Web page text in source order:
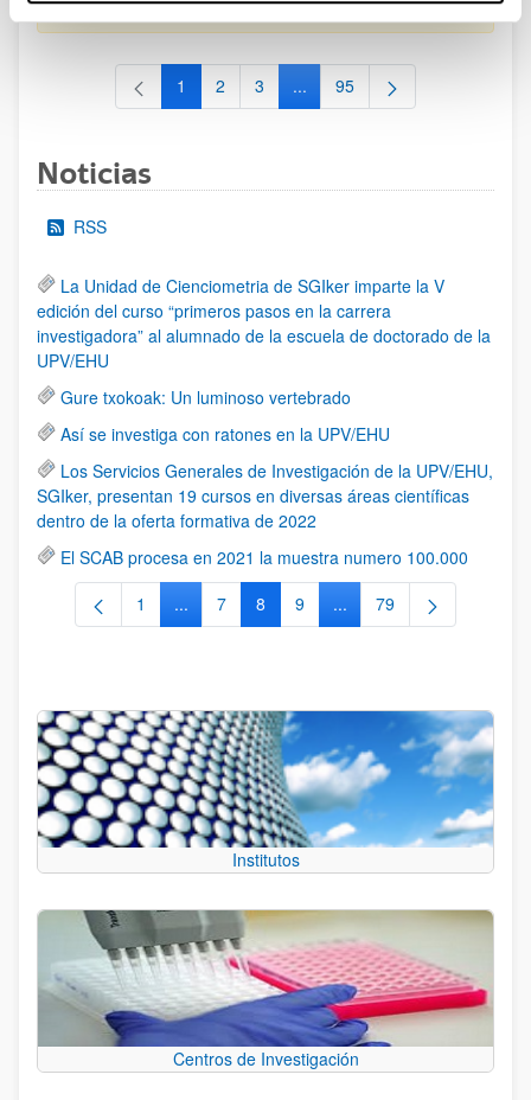
al 30/07/2026 (ambos incluídos)
Página
1 Página
2 Página
3 ...Páginas intermedias Use TAB
Página
95
Noticias
RSS
La Unidad de Cienciometria de SGIker imparte la V
edición del curso “primeros pasos en la carrera
investigadora” al alumnado de la escuela de doctorado de la
UPV/EHU
Gure txokoak: Un luminoso vertebrado
Así se investiga con ratones en la UPV/EHU
Los Servicios Generales de Investigación de la UPV/EHU,
SGIker, presentan 19 cursos en diversas áreas científicas
dentro de la oferta formativa de 2022
El SCAB procesa en 2021 la muestra numero 100.000
Página
1 ...Páginas intermedias Use TAB para
Página
7 Página
8 Página
9 ...Páginas intermedias
Página
79
Institutos
Centros de Investigación